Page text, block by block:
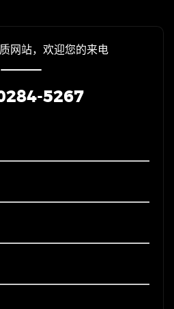
网站，欢迎您的来电
5267